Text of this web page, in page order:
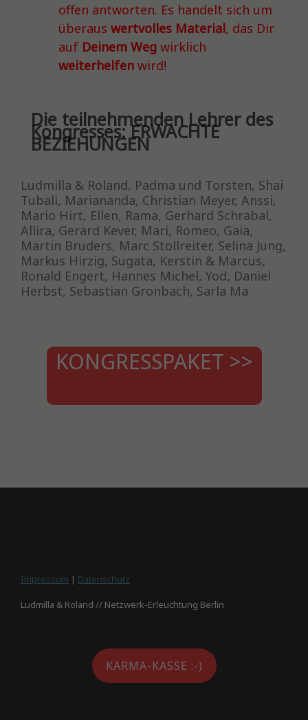
offen antworten. Es handelt sich um
überaus wertvolles Material, das Dir
auf Deinem Weg wirklich
weiterhelfen wird!
Die teilnehmenden Lehrer des
Kongresses: ERWACHTE
BEZIEHUNGEN
Ludmilla & Roland, Padma und Torsten, Shai
Tubali, Mariananda, Christian Meyer, Anssi,
Mario Hirt, Ellen, Rama, Gerhard Schrabal,
Allira, Gerard Kever, Mari, Romeo, Gaia,
Martin Bruders, Marc Stollreiter, Selina Jung,
Markus Hirzig, Sugata, Kerstin & Marcus,
Ronald Engert, Hannes Michel, Yod, Daniel
Herbst, Sebastian Gronbach, Sarla Ma
KONGRESSPAKET >>
Impressum | Datenschutz
Ludmilla & Roland // Netzwerk-Erleuchtung Berlin
KARMA-KASSE :-)